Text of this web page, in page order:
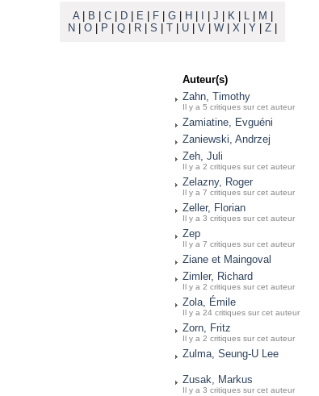
A| B C| D| E F| G| H J K| L| M
N
O P Q R S T U V W X Y Z
Auteur(s)
Zahn, Timothy
Il y a 5 critiques sur cet auteur
Zamiatine, Evguéni
Zaniewski, Andrzej
Zeh, Juli
Il y a 2 critiques sur cet auteur
Zelazny, Roger
Il y a 7 critiques sur cet auteur
Zeller, Florian
Il y a 3 critiques sur cet auteur
Zep
Il y a 7 critiques sur cet auteur
Ziane et Maingoval
Zimler, Richard
Il y a 2 critiques sur cet auteur
Zola, Émile
Il y a 24 critiques sur cet auteur
Zorn, Fritz
Il y a 2 critiques sur cet auteur
Zulma, Seung-U Lee
Zusak, Markus
Il y a 3 critiques sur cet auteur